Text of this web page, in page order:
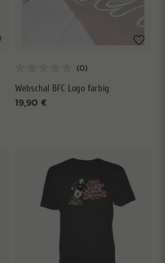
Webschal BFC Logo farbig
19,90 €